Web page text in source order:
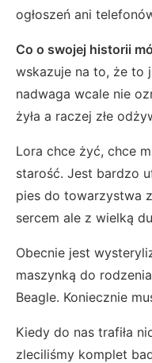
ogłoszeń ani
Co o swojej historii
wskazuje na to, że to
nadwaga wcale nie
żyła a raczej złe
Lora chce żyć, chce
starość. Jest bardzo
pies do towarzystwa
sercem ale z wielką
Obecnie jest
maszynką do
Beagle. Koniecznie
Kiedy do nas trafiła
zleciliśmy komplet